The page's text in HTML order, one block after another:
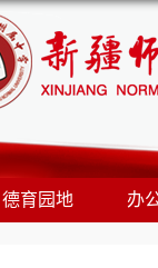
德育园地 办